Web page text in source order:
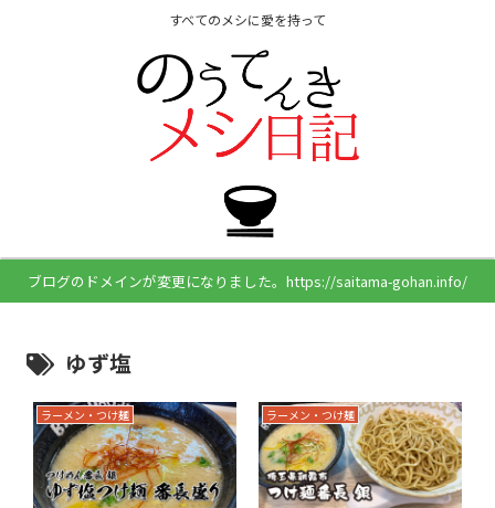
すべてのメシに愛を持って
ブログのドメインが変更になりました。https://saitama-gohan.info/
ゆず塩
ラーメン・つけ麺 ラーメン・つけ麺